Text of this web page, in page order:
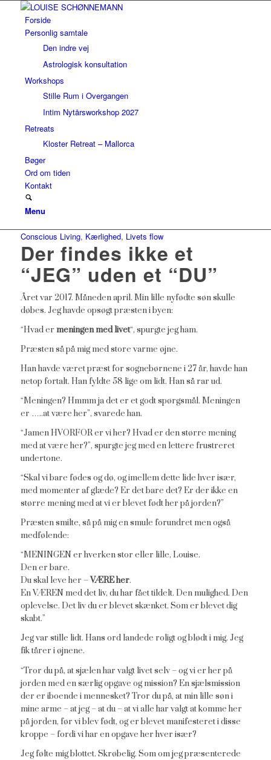
Forside
Personlig samtale
Den indre vej
Astrologisk konsultation
Workshops
Stille Rum i Overgangen
Intim Nytårsworkshop 2027
Retreats
Kloster Retreat – Mallorca
Bøger
Ord om tiden
Kontakt
Menu
Conscious Living, Kærlighed, Livets flow
Der findes ikke et
“JEG” uden et “DU”
Året var 2017. Måneden april. Min lille nyfødte søn skulle
døbes. Jeg havde opsøgt præsten i byen:
“Hvad er meningen med livet“, spurgte jeg ham.
Præsten så på mig med store varme øjne.
Han havde været præst for sognebørnene i 27 år, havde han
netop fortalt. Han fyldte 58 lige om lidt. Han så rar ud.
“Meningen? Hmmm ja det er et godt spørgsmål. Meningen
er …..at være her”, svarede han.
“Jamen HVORFOR er vi her? Hvad er den større mening
med at være her?”, spurgte jeg med en lettere frustreret
undertone.
“Skal vi bare fødes og dø, og imellem dette lide hver især,
med momenter af glæde? Er det bare det? Er der ikke en
større mening med at vi er blevet født her på jorden?”
Præsten smilte, så på mig en smule forundret men også
medfølende:
“MENINGEN er hverken stor eller lille, Louise.
Den er bare.
Du skal leve her – VÆRE her.
En VÆREN med det liv, du har fået tildelt. Den mulighed. Den
oplevelse. Det liv du er blevet skænket. Som er blevet dig
skabt.”
Jeg var stille lidt. Hans ord landede roligt og blødt i mig. Jeg
fik tårer i øjnene.
“Tror du på, at sjælen har valgt livet selv – og vi er her på
jorden med en særlig opgave og mission? En sjælsmission
der er iboende i mennesket? Tror du på, at min lille søn i
mine arme – at jeg – at du – at vi alle har valgt at komme her
på jorden, før vi blev født, og er blevet manifesteret i disse
kroppe – fordi vi har en opgave her hver især?
Jeg følte mig blottet. Skrøbelig. Som om jeg præsenterede